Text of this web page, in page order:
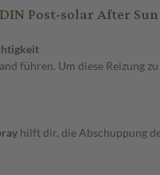
Post-solar After
führen. Um diese Reizung
hilft dir, die Abschuppung